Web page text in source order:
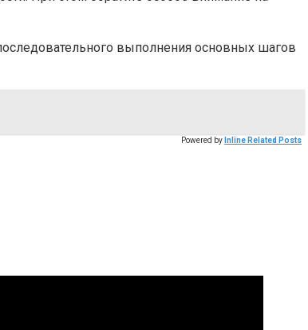
выполнения основных шагов
Powered by Inline Related Posts